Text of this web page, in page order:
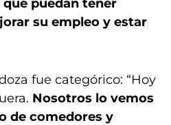
puedan tener
su empleo y estar
fue categórico: “Hoy
Nosotros lo vemos
de comedores y